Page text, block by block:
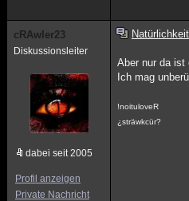
cRAwler23
Diskussionsleiter
dabei seit 2005
Profil anzeigen
Private Nachricht
Natürlichkeit
Aber nur da ist
Ich mag
!noituloveR
¿sträwkcür?